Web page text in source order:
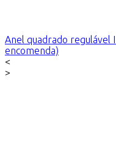
Anel quadrado regulável
encomenda)
<
>